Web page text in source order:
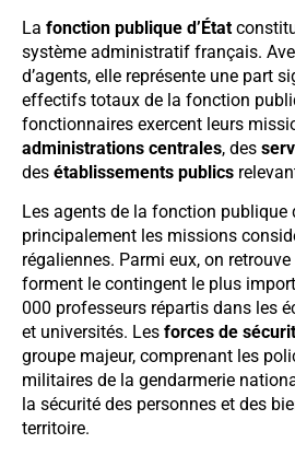
La fonction publique d’État
système administratif français.
d’agents, elle représente une part
effectifs totaux de la fonction
fonctionnaires exercent leurs
administrations centrales, des
des établissements publics
Les agents de la fonction publique
principalement les missions
régaliennes. Parmi eux, on retrouve
forment le contingent le plus
000 professeurs répartis dans les
et universités. Les forces de
groupe majeur, comprenant les
militaires de la gendarmerie
la sécurité des personnes et des
territoire.